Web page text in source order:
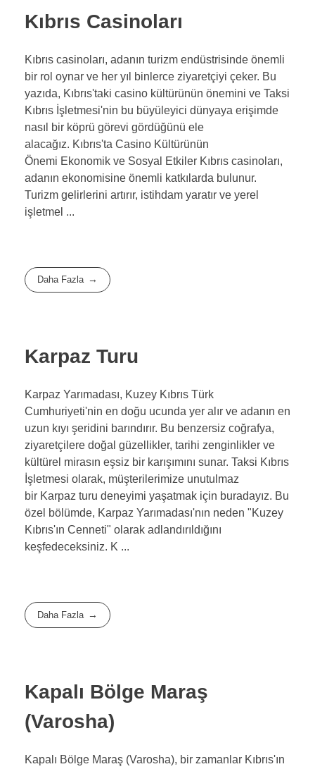
Kıbrıs Casinoları
Kıbrıs casinoları, adanın turizm endüstrisinde önemli
bir rol oynar ve her yıl binlerce ziyaretçiyi çeker. Bu
yazıda, Kıbrıs'taki casino kültürünün önemini ve Taksi
Kıbrıs İşletmesi'nin bu büyüleyici dünyaya erişimde
nasıl bir köprü görevi gördüğünü ele
alacağız. Kıbrıs'ta Casino Kültürünün
Önemi Ekonomik ve Sosyal Etkiler Kıbrıs casinoları,
adanın ekonomisine önemli katkılarda bulunur.
Turizm gelirlerini artırır, istihdam yaratır ve yerel
işletmel ...
Daha Fazla
Karpaz Turu
Karpaz Yarımadası, Kuzey Kıbrıs Türk
Cumhuriyeti'nin en doğu ucunda yer alır ve adanın en
uzun kıyı şeridini barındırır. Bu benzersiz coğrafya,
ziyaretçilere doğal güzellikler, tarihi zenginlikler ve
kültürel mirasın eşsiz bir karışımını sunar. Taksi Kıbrıs
İşletmesi olarak, müşterilerimize unutulmaz
bir Karpaz turu deneyimi yaşatmak için buradayız. Bu
özel bölümde, Karpaz Yarımadası'nın neden "Kuzey
Kıbrıs'ın Cenneti" olarak adlandırıldığını
keşfedeceksiniz. K ...
Daha Fazla
Kapalı Bölge Maraş
(Varosha)
Kapalı Bölge Maraş (Varosha), bir zamanlar Kıbrıs'ın